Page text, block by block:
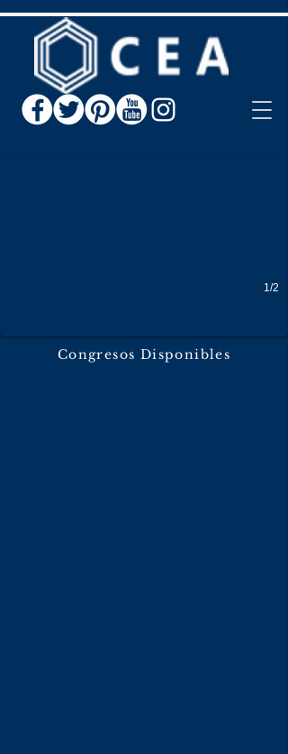
Comercio Internacional
1/2
Congresos Disponibles